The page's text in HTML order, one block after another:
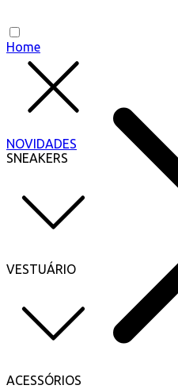
NOVIDADES
SNEAKERS
VESTUÁRIO
ACESSÓRIOS
Home